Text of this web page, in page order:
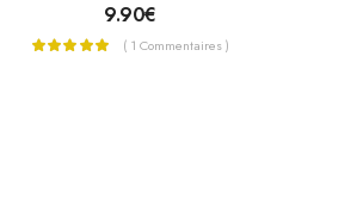
9.90€
( 1 Commentaires )